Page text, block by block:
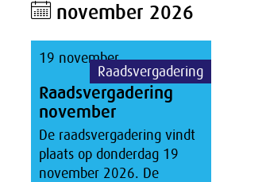
november 2026
19 november
Raadsvergadering
Raadsvergadering
november
De raadsvergadering vindt
plaats op donderdag 19
november 2026. De